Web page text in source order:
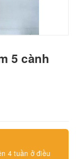
5 cành
4 tuần ở điều